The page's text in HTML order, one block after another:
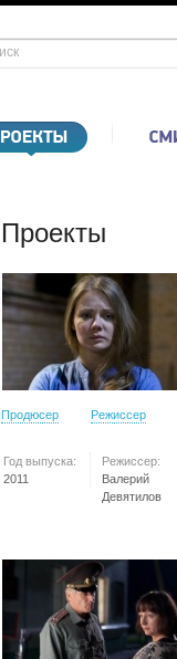
Проекты
Продюсер Режиссер
Год выпуска:
2011
Режиссер:
Валерий
Девятилов